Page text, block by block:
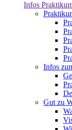
Infos
Infos
Gut zu